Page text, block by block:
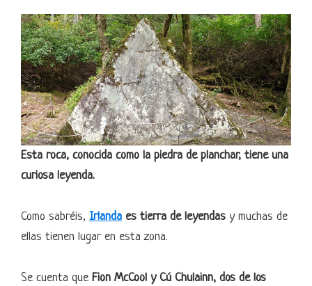
Esta roca, conocida como la piedra de planchar, tiene una
curiosa leyenda.
Como sabréis, Irlanda es tierra de leyendas y muchas de
ellas tienen lugar en esta zona.
Se cuenta que Fion McCool y Cú Chulainn, dos de los